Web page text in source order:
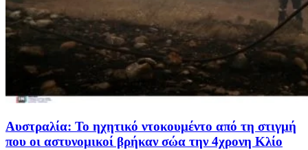
Αυστραλία: Το ηχητικό ντοκουμέντο από τη στιγμή
που οι αστυνομικοί βρήκαν σώα την 4χρονη Κλίο